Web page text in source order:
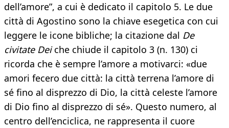
dell’amore”, a cui è dedicato il capitolo 5. Le due
città di Agostino sono la chiave esegetica con cui
leggere le icone bibliche; la citazione dal De
civitate Deiche chiude il capitolo 3 (n. 130) ci
ricorda che è sempre l’amore a motivarci: «due
amori fecero due città: la città terrena l’amore di
sé fino al disprezzo di Dio, la città celeste l’amore
di Dio fino al disprezzo di sé». Questo numero, al
centro dell’enciclica, ne rappresenta il cuore